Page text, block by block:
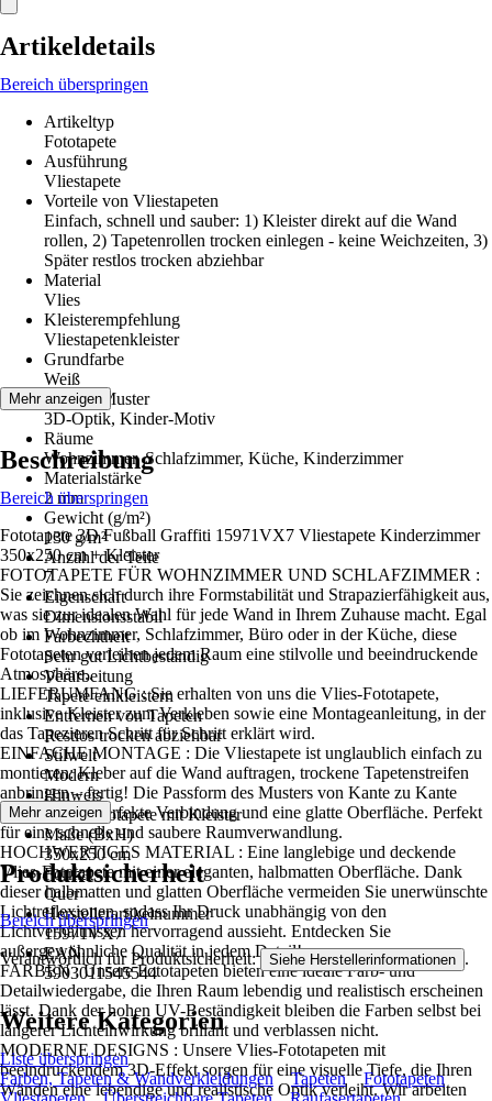
Artikeldetails
Bereich überspringen
Artikeltyp
Fototapete
Ausführung
Vliestapete
Vorteile von Vliestapeten
Einfach, schnell und sauber: 1) Kleister direkt auf die Wand
rollen, 2) Tapetenrollen trocken einlegen - keine Weichzeiten, 3)
Später restlos trocken abziehbar
Material
Vlies
Kleisterempfehlung
Vliestapetenkleister
Grundfarbe
Weiß
Dekor / Muster
3D-Optik, Kinder-Motiv
Räume
Wohnzimmer, Schlafzimmer, Küche, Kinderzimmer
Materialstärke
2 mm
Gewicht (g/m²)
130 g/m²
Anzahl der Teile
7
Eigenschaft
Dimensionsstabil
Farbechtheit
Sehr gut Lichtbeständig
Verarbeitung
Tapete einkleistern
Entfernen von Tapeten
Restlos trocken abziehbar
Stilwelt
Modern
Hinweis
Vlies Fototapete mit Kleister
Maße (BxH)
350x250 cm
Format
Quer
Herstellerartikelnummer
15971VX7
EAN
5903011545544
Mehr anzeigen
Beschreibung
Bereich überspringen
Fototapete 3D Fußball Graffiti 15971VX7 Vliestapete Kinderzimmer
350x250 cm + Kleister
FOTOTAPETE FÜR WOHNZIMMER UND SCHLAFZIMMER :
Sie zeichnen sich durch ihre Formstabilität und Strapazierfähigkeit aus,
was sie zur idealen Wahl für jede Wand in Ihrem Zuhause macht. Egal
ob im Wohnzimmer, Schlafzimmer, Büro oder in der Küche, diese
Fototapeten verleihen jedem Raum eine stilvolle und beeindruckende
Atmosphäre..
LIEFERUMFANG : Sie erhalten von uns die Vlies-Fototapete,
inklusive Kleister zum Verkleben sowie eine Montageanleitung, in der
das Tapezieren Schritt für Schritt erklärt wird.
EINFACHE MONTAGE : Die Vliestapete ist unglaublich einfach zu
montieren: Kleber auf die Wand auftragen, trockene Tapetenstreifen
anbringen – fertig! Die Passform des Musters von Kante zu Kante
sorgt für eine perfekte Verbindung und eine glatte Oberfläche. Perfekt
für eine schnelle und saubere Raumverwandlung.
HOCHWERTIGES MATERIAL : Eine langlebige und deckende
Vlies-Fototapete mit einer eleganten, halbmatten Oberfläche. Dank
dieser halbmatten und glatten Oberfläche vermeiden Sie unerwünschte
Lichtreflexionen, sodass Ihr Druck unabhängig von den
Lichtverhältnissen hervorragend aussieht. Entdecken Sie
außergewöhnliche Qualität in jedem Detail!
FARBEN : Unsere Fototapeten bieten eine ideale Farb- und
Detailwiedergabe, die Ihren Raum lebendig und realistisch erscheinen
lässt. Dank der hohen UV-Beständigkeit bleiben die Farben selbst bei
längerer Lichteinwirkung brillant und verblassen nicht.
MODERNE DESIGNS : Unsere Vlies-Fototapeten mit
beeindruckendem 3D-Effekt sorgen für eine visuelle Tiefe, die Ihren
Wänden eine lebendige und realistische Optik verleiht. Wir arbeiten
Mehr anzeigen
Produktsicherheit
Bereich überspringen
Verantwortlich für Produktsicherheit: Siehe Herstellerinformationen .
Weitere Kategorien
Liste überspringen
Farben, Tapeten & Wandverkleidungen
Tapeten
Fototapeten